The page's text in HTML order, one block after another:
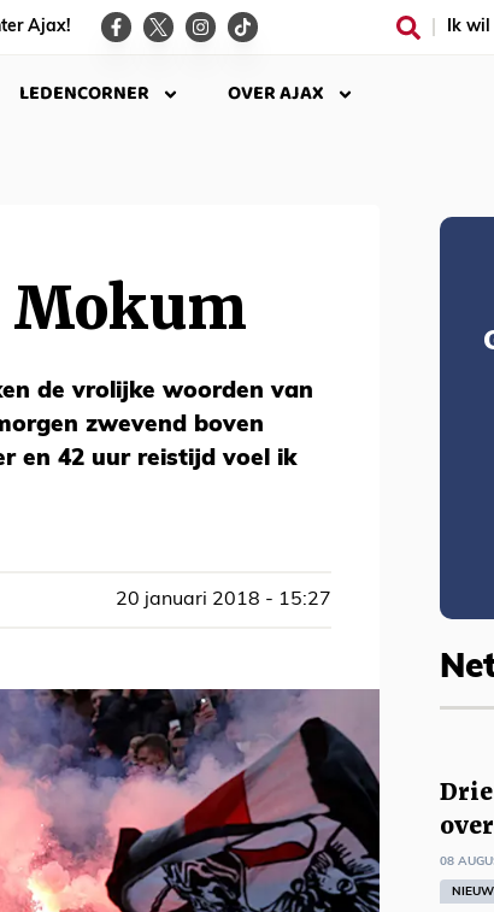
Ajax! Ik wil
LEDENCORNER OVER AJAX
Mokum
de vrolijke woorden van
zwevend boven
en 42 uur reistijd voel ik
20 januari 2018 - 15:27
08